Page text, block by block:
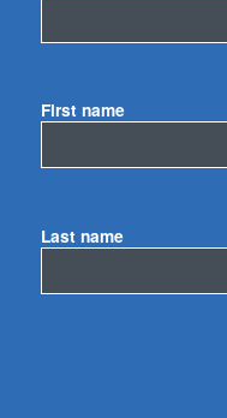
First name
Last name